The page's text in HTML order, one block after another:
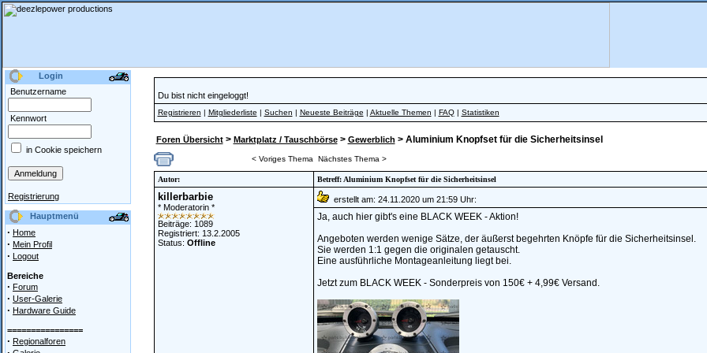
Login
Benutzername
Kennwort
in Cookie speichern
Registrierung
Hauptmenü
· Home
· Mein Profil
· Logout
Bereiche
· Forum
· User-Galerie
· Hardware Guide
================
· Regionalforen
Du bist nicht eingeloggt!
Registrieren | Mitgliederliste | Suchen | Neueste Beiträge | Aktuelle Themen | FAQ| Statistiken
Foren Übersicht> Marktplatz / Tauschbörse> Gewerblich > Aluminium Knopfset für die Sicherheitsinsel
< Voriges Thema Nächstes Thema >
Autor: Betreff: Aluminium Knopfset für die Sicherheitsinsel
killerbarbie
* Moderatorin *
Beiträge: 1089
Registriert: 13.2.2005
Status: Offline
erstellt am: 24.11.2020 um 21:59 Uhr:
Ja, auch hier gibt's eine BLACK WEEK - Aktion!
Angeboten werden wenige Sätze, der äußerst begehrten Knöpfe für die Sicherheitsinsel.
Sie werden 1:1 gegen die originalen getauscht.
Eine ausführliche Montageanleitung liegt bei.
Jetzt zum BLACK WEEK - Sonderpreis von 150€ + 4,99€ Versand.